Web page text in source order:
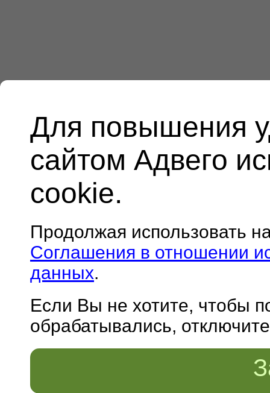
Для повышения
сайтом Адвего
cookie.
Продолжая использовать
Соглашения в отношении
данных.
Если Вы не хотите, чтобы
обрабатывались,